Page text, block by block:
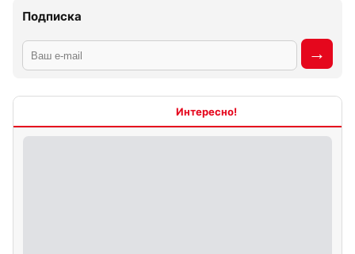
Подписка